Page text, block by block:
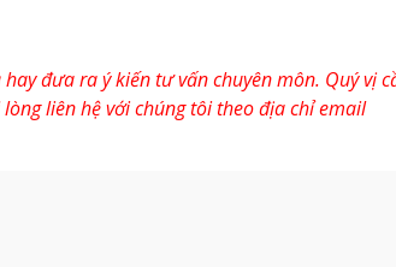
đưa ra ý kiến tư vấn chuyên môn. Quý vị
liên hệ với chúng tôi theo địa chỉ email